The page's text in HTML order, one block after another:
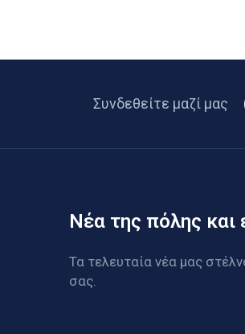
Συνδεθείτε μαζί μας
Νέα της πόλης και
Τα τελευταία νέα μας
σας.